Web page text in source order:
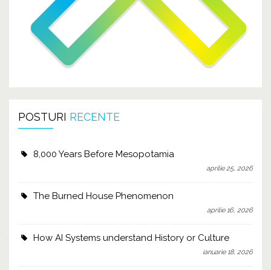
POSTURI RECENTE
8,000 Years Before Mesopotamia
aprilie 25, 2026
The Burned House Phenomenon
aprilie 16, 2026
How AI Systems understand History or Culture
ianuarie 18, 2026